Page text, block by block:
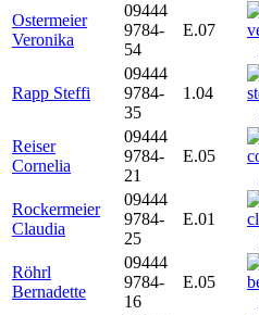
Ostermeier
Veronika
09444
9784-
54
E.07
Rapp Steffi
09444
9784-
35
1.04
Reiser
Cornelia
09444
9784-
21
E.05
Rockermeier
Claudia
09444
9784-
25
E.01
Röhrl
Bernadette
09444
9784-
16
E.05